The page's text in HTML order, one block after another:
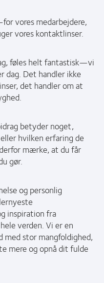
vores medarbejdere,
vores kontaktlinser.
føles helt fantastisk—vi
dag. Det handler ikke
det handler om at
betyder noget,
hvilken erfaring de
mærke, at du får
gør.
og personlig
inspiration fra
verden. Vi er en
med stor mangfoldighed,
mere og opnå dit fulde